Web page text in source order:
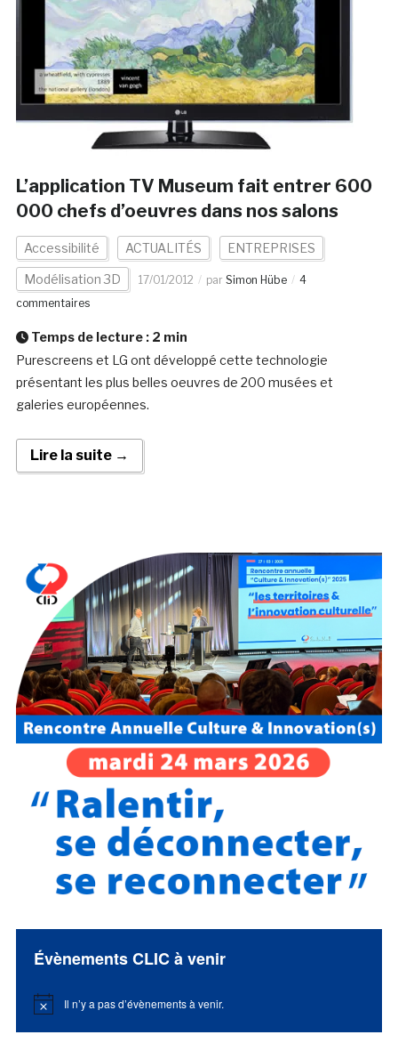
L’application TV Museum fait entrer 600
000 chefs d’oeuvres dans nos salons
Accessibilité ACTUALITÉS ENTREPRISES
Modélisation 3D 17/01/2012 par Simon Hübe
4
commentaires
Temps de lecture : 2 min
Purescreens et LG ont développé cette technologie
présentant les plus belles oeuvres de 200 musées et
galeries européennes.
Lire la suite →
Évènements CLIC à venir
Notice Il n’y a pas d’évènements à venir.